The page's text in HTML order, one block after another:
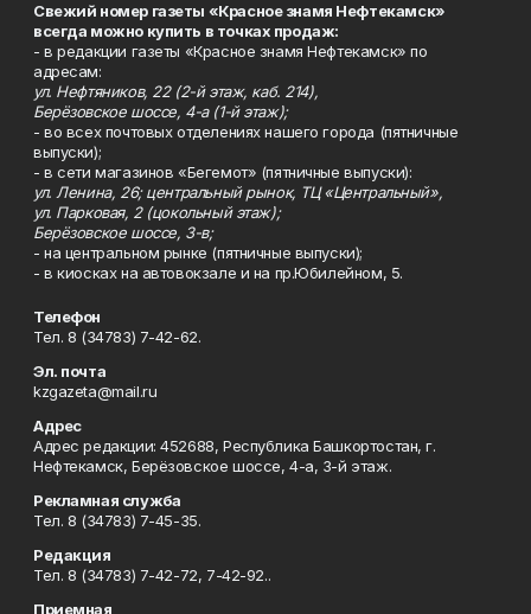
Свежий номер газеты «Красное знамя Нефтекамск»
всегда можно купить в точках продаж:
- в редакции газеты «Красное знамя Нефтекамск» по
адресам:
ул. Нефтяников, 22 (2-й этаж, каб. 214),
Берёзовское шоссе, 4-а (1-й этаж);
- во всех почтовых отделениях нашего города (пятничные
выпуски);
- в сети магазинов «Бегемот» (пятничные выпуски):
ул. Ленина, 26; центральный рынок, ТЦ «Центральный»,
ул. Парковая, 2 (цокольный этаж);
Берёзовское шоссе, 3-в;
- на центральном рынке (пятничные выпуски);
- в киосках на автовокзале и на пр.Юбилейном, 5.
Телефон
Тел. 8 (34783) 7-42-62.
Эл. почта
kzgazeta@mail.ru
Адрес
Адрес редакции: 452688, Республика Башкортостан, г.
Нефтекамск, Берёзовское шоссе, 4-а, 3-й этаж.
Рекламная служба
Тел. 8 (34783) 7-45-35.
Редакция
Тел. 8 (34783) 7-42-72, 7-42-92..
Приемная